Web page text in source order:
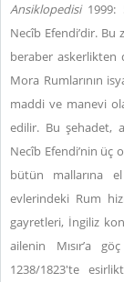
Ansiklopedisi1999:
Necîb Efendi’dir.
beraber askerlikten
Mora Rumlarının
maddi ve manevi
edilir. Bu şehadet,
Necîb Efendi’nin üç
bütün mallarına
evlerindeki Rum
gayretleri, İngiliz
ailenin Mısır’a
1238/1823'te